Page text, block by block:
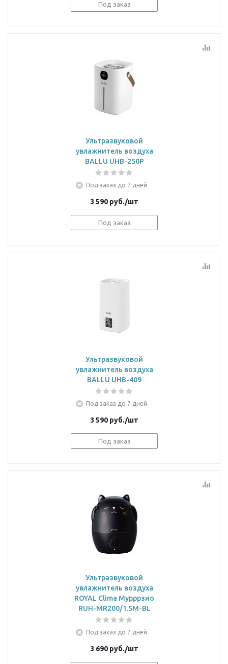
Под заказ
Ультразвуковой
увлажнитель воздуха
BALLU UHB-250P
Под заказ до 7 дней
3 590 руб./шт
Под заказ
Ультразвуковой
увлажнитель воздуха
BALLU UHB-409
Под заказ до 7 дней
3 590 руб./шт
Под заказ
Ультразвуковой
увлажнитель воздуха
ROYAL Clima Мурррзио
RUH-MR200/1.5M-BL
Под заказ до 7 дней
3 690 руб./шт